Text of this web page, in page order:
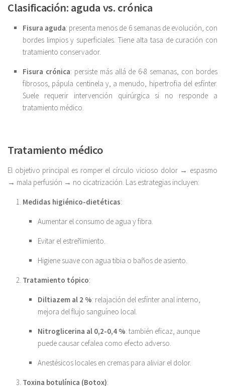
Clasificación: aguda vs. crónica
Fisura aguda: presenta menos de 6 semanas de evolución, con
bordes limpios y superficiales. Tiene alta tasa de curación con
tratamiento conservador.
Fisura crónica: persiste más allá de 6-8 semanas, con bordes
fibrosos, pápula centinela y, a menudo, hipertrofia del esfínter.
Suele requerir intervención quirúrgica si no responde a
tratamiento médico.
Tratamiento médico
El objetivo principal es romper el círculo vicioso dolor → espasmo
→ mala perfusión → no cicatrización. Las estrategias incluyen:
Medidas higiénico-dietéticas:
Aumentar el consumo de agua y fibra.
Evitar el estreñimiento.
Higiene suave con agua tibia o baños de asiento.
Tratamiento tópico:
Diltiazem al 2 %: relajación del esfínter anal interno,
mejora del flujo sanguíneo local.
Nitroglicerina al 0,2-0,4 %: también eficaz, aunque
puede causar cefalea como efecto adverso.
Anestésicos locales en cremas para aliviar el dolor.
Toxina botulínica (Botox):